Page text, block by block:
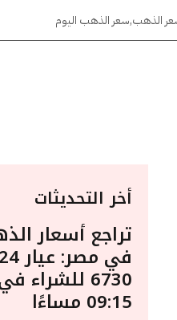
الذهب,سعر الذهب اليوم
أخر التحديثات
تراجع أسعار
6730
09:15 مساءًا